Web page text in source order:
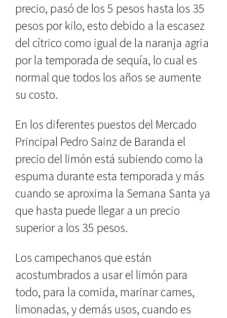
precio, pasó de los 5 pesos hasta los 35
pesos por kilo, esto debido a la escasez
del cítrico como igual de la naranja agria
por la temporada de sequía, lo cual es
normal que todos los años se aumente
su costo.
En los diferentes puestos del Mercado
Principal Pedro Sainz de Baranda el
precio del limón está subiendo como la
espuma durante esta temporada y más
cuando se aproxima la Semana Santa ya
que hasta puede llegar a un precio
superior a los 35 pesos.
Los campechanos que están
acostumbrados a usar el limón para
todo, para la comida, marinar carnes,
limonadas, y demás usos, cuando es